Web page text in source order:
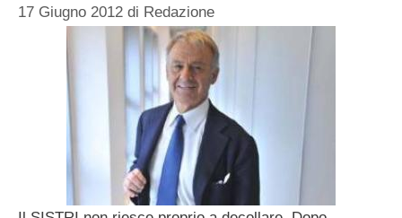
17 Giugno 2012 di Redazione